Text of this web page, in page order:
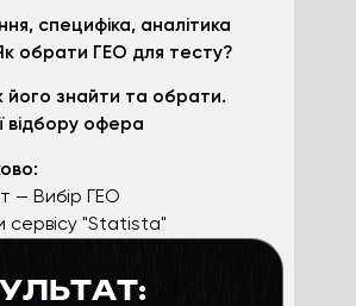
специфіка, аналітика
обрати ГЕО для тесту?
його знайти та обрати.
відбору офера
— Вибір ГЕО
сервісу "Statista"